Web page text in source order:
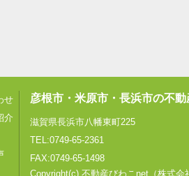
せ
介
彦根市・米原市・長浜市の不
滋賀県長浜市八幡東町225
TEL:0749-65-2361
FAX:0749-65-1498
Copyright(c) 不動産びわこnet（株式会